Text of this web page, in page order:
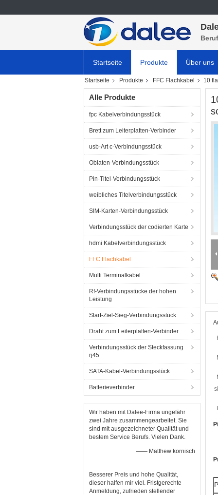
Startseite Produkte Über uns
Startseite Produkte FFC Flachkabel 10
Alle Produkte
fpc Kabelverbindungsstück
Brett zum Leiterplatten-Verbinder
usb-Art c-Verbindungsstück
Oblaten-Verbindungsstück
Pin-Titel-Verbindungsstück
weibliches Titelverbindungsstück
SIM-Karten-Verbindungsstück
Verbindungsstück der codierten Karte
hdmi Kabelverbindungsstück
FFC Flachkabel
Multi Terminalkabel
Rf-Verbindungsstücke der hohen
Leistung
Start-Ziel-Sieg-Verbindungsstück
Draht zum Leiterplatten-Verbinder
Verbindungsstück der Steckfassung
rj45
SATA-Kabel-Verbindungsstück
Batterieverbinder
Wir haben mit Dalee-Firma ungefähr
zwei Jahre zusammengearbeitet. Sie
sind mit ausgezeichneter Qualität und
bestem Service Berufs. Vielen Dank.
—— Matthew kornisch
Besserer Preis und hohe Qualität,
dieser halfen mir viel. Fristgerechte
Anmeldung, zufrieden stellender